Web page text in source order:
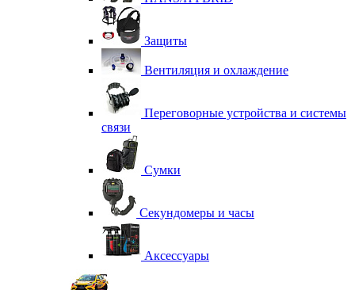
Защиты
Вентиляция и охлаждение
Переговорные устройства и системы
связи
Сумки
Секундомеры и часы
Аксессуары